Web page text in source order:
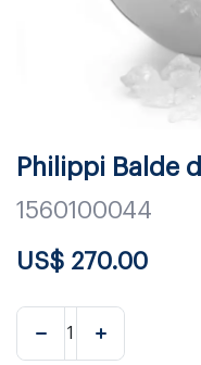
Philippi Balde
1560100044
US$ 270.00